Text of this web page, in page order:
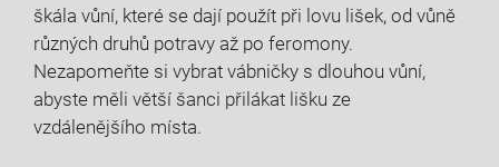
škála vůní, které se dají použít při lovu lišek, od vůně
různých druhů potravy až po feromony.
Nezapomeňte si vybrat vábničky s dlouhou vůní,
abyste měli větší šanci přilákat lišku ze
vzdálenějšího místa.